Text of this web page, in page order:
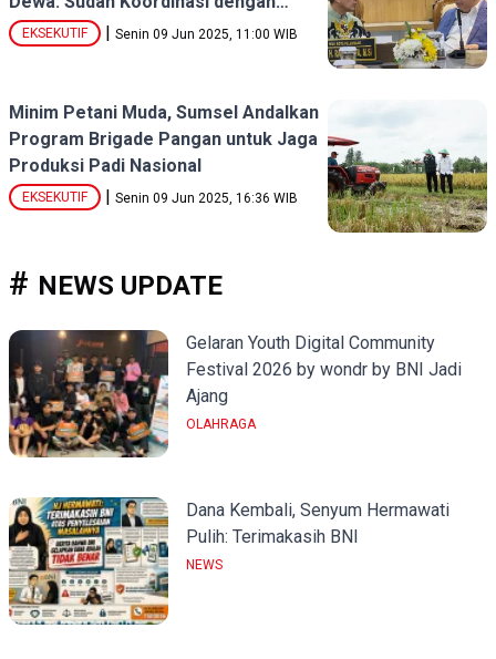
Panglima TNI
EKSEKUTIF | Senin 09 Jun 2025, 11:00 WIB
Minim Petani Muda, Sumsel Andalkan
Program Brigade Pangan untuk Jaga
Produksi Padi Nasional
EKSEKUTIF | Senin 09 Jun 2025, 16:36 WIB
NEWS UPDATE
Gelaran Youth Digital Community
Festival 2026 by wondr by BNI Jadi
Ajang
OLAHRAGA
Dana Kembali, Senyum Hermawati
Pulih: Terimakasih BNI
NEWS